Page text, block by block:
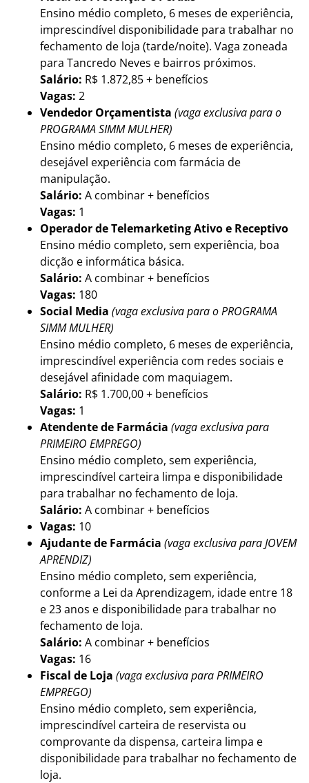
Ensino médio completo, 6 meses de experiência,
imprescindível disponibilidade para trabalhar no
fechamento de loja (tarde/noite). Vaga zoneada
para Tancredo Neves e bairros próximos.
Salário: R$ 1.872,85 + benefícios
Vagas: 2
Vendedor Orçamentista (vaga exclusiva para o
PROGRAMA SIMM MULHER)
Ensino médio completo, 6 meses de experiência,
desejável experiência com farmácia de
manipulação.
Salário: A combinar + benefícios
Vagas: 1
Operador de Telemarketing Ativo e Receptivo
Ensino médio completo, sem experiência, boa
dicção e informática básica.
Salário: A combinar + benefícios
Vagas: 180
Social Media (vaga exclusiva para o PROGRAMA
SIMM MULHER)
Ensino médio completo, 6 meses de experiência,
imprescindível experiência com redes sociais e
desejável afinidade com maquiagem.
Salário: R$ 1.700,00 + benefícios
Vagas: 1
Atendente de Farmácia (vaga exclusiva para
PRIMEIRO EMPREGO)
Ensino médio completo, sem experiência,
imprescindível carteira limpa e disponibilidade
para trabalhar no fechamento de loja.
Salário: A combinar + benefícios
Vagas: 10
Ajudante de Farmácia (vaga exclusiva para JOVEM
APRENDIZ)
Ensino médio completo, sem experiência,
conforme a Lei da Aprendizagem, idade entre 18
e 23 anos e disponibilidade para trabalhar no
fechamento de loja.
Salário: A combinar + benefícios
Vagas: 16
Fiscal de Loja (vaga exclusiva para PRIMEIRO
EMPREGO)
Ensino médio completo, sem experiência,
imprescindível carteira de reservista ou
comprovante da dispensa, carteira limpa e
disponibilidade para trabalhar no fechamento de
loja.